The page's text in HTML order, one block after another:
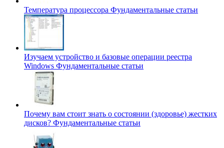
Температура процессора Фундаментальные статьи
Изучаем устройство и базовые операции реестра
Windows Фундаментальные статьи
Почему вам стоит знать о состоянии (здоровье) жестких
дисков? Фундаментальные статьи